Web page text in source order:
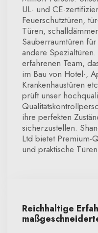
UL- und CE-
Feuerschutztüren,
Türen,
Sauberraumtüren
andere
erfahrenen Team,
im Bau von Hotel-,
Krankenhaustüren
prüft unser
ihre perfekten
sicherzustellen.
Ltd bietet Premium-
und praktische
Reichhaltige